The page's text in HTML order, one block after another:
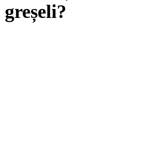
greșeli?